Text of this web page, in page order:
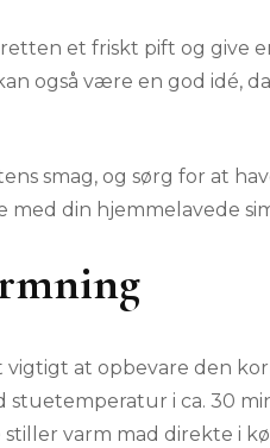
et friskt pift og give
også være en god idé,
smag, og sørg for at
med din hjemmelavede
at opbevare den
stuetemperatur i ca. 30
varm mad direkte i